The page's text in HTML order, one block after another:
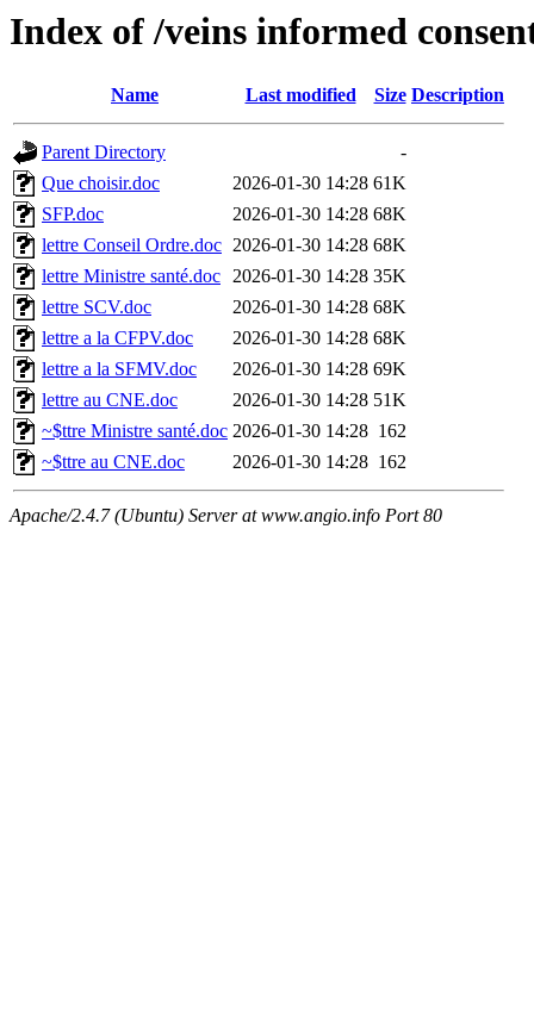
Index of /veins informed
Name Last modified Size Description
Parent Directory
-
Que choisir.doc
2026-01-30 14:28 61K
SFP.doc
2026-01-30 14:28 68K
lettre Conseil Ordre.doc 2026-01-30 14:28 68K
lettre Ministre santé.doc 2026-01-30 14:28 35K
lettre SCV.doc
2026-01-30 14:28 68K
lettre a la CFPV.doc
2026-01-30 14:28 68K
lettre a la SFMV.doc
2026-01-30 14:28 69K
lettre au CNE.doc
2026-01-30 14:28 51K
~$ttre Ministre santé.doc 2026-01-30 14:28 162
~$ttre au CNE.doc
2026-01-30 14:28 162
Apache/2.4.7 (Ubuntu) Server at www.angio.info Port 80